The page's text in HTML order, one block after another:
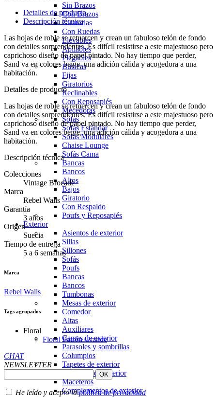
Sin Brazos
Con Brazos
Giratorias
Con Ruedas
Elevables
Apilables
Plegables
Butacas
Fijas
Giratorios
Reclinables
Con Reposapiés
Mecedoras
Sofás
Sofás Estándar
Sofás Modulares
Chaise Lounge
Sofás Cama
Bancas
Bancos
Altos
Bajos
Giratorio
Con Respaldo
Poufs y Reposapiés
Exterior
Asientos de exterior
Sillas
Sillones
Sofás
Poufs
Bancas
Bancos
Tumbonas
Mesas de exterior
Comedor
Altas
Auxiliares
Camas de exterior
Parasoles y sombrillas
Columpios
Tapetes de exterior
Lámparas de exterior
Maceteros
Complementos de exterior
Detalles de producto
Descripción técnica
Las hojas de roble se retuercen y crean un fabuloso telón de fondo
con detalles sorprendentes. Es difícil resistirse a este majestuoso pero
caprichoso diseño de papel pintado. No hay tiempo que perder,
Sand va en colores beige, una adición cálida y acogedora a una
habitación.
Detalles de producto
Las hojas de roble se retuercen y crean un fabuloso telón de fondo
con detalles sorprendentes. Es difícil resistirse a este majestuoso pero
caprichoso diseño de papel pintado. No hay tiempo que perder,
Sand va en colores beige, una adición cálida y acogedora a una
habitación.
Descripción técnica
Colecciones
Vintage Brocade
Marca
Rebel Walls
Garantía
3 años
Origen
Suecia
Tiempo de entrega
5 a 6 semanas
Marca
Rebel Walls
Tags agrupados
Floral
Floral Patrón Grande
CHAT
NEWSLETTER
He leído y acepto lapolítica de privacidad